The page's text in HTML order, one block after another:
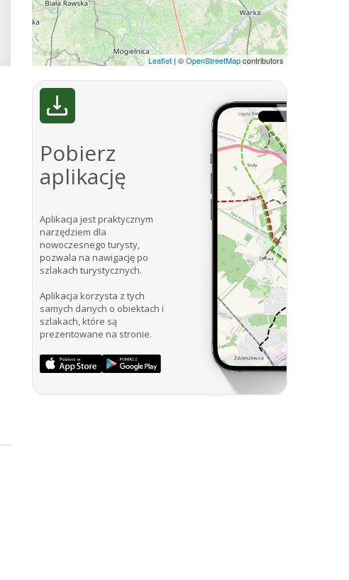
Leaflet | ©OpenStreetMapcontributors
Pobierz
aplikację
Aplikacja jest praktycznym
narzędziem dla
nowoczesnego turysty,
pozwala na nawigację po
szlakach turystycznych.
Aplikacja korzysta z tych
samych danych o obiektach i
szlakach, które są
prezentowane na stronie.